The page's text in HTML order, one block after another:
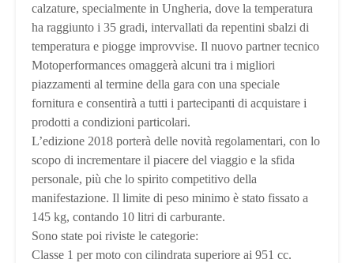
calzature, specialmente in Ungheria, dove la temperatura
ha raggiunto i 35 gradi, intervallati da repentini sbalzi di
temperatura e piogge improvvise. Il nuovo partner tecnico
Motoperformances omaggerà alcuni tra i migliori
piazzamenti al termine della gara con una speciale
fornitura e consentirà a tutti i partecipanti di acquistare i
prodotti a condizioni particolari.
L’edizione 2018 porterà delle novità regolamentari, con lo
scopo di incrementare il piacere del viaggio e la sfida
personale, più che lo spirito competitivo della
manifestazione. Il limite di peso minimo è stato fissato a
145 kg, contando 10 litri di carburante.
Sono state poi riviste le categorie:
Classe 1 per moto con cilindrata superiore ai 951 cc.